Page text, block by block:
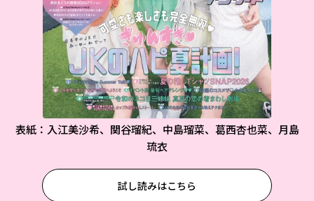
表紙：入江美沙希、関谷瑠紀、中島瑠菜、葛西杏也菜、月島
琉衣
試し読みはこちら